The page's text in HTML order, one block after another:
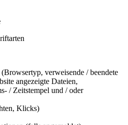
verweisende / beendete
angezeigte Dateien,
/ Zeitstempel und / oder
Klicks)